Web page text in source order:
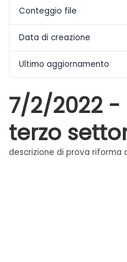
Conteggio file
Data di creazione
Ultimo aggiornamento
7/2/2022 -
terzo
descrizione di prova riforma